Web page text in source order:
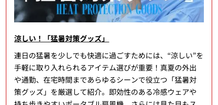
涼しい！「猛暑対策グッズ」
連日の猛暑を少しでも快適に過ごすためには、“涼しい”を
手軽に取り入れられるアイテム選びが重要！真夏の外出
や通勤、在宅時間まであらゆるシーンで役立つ「猛暑対
策グッズ」を厳選して紹介。即効性のある冷感ウェアや